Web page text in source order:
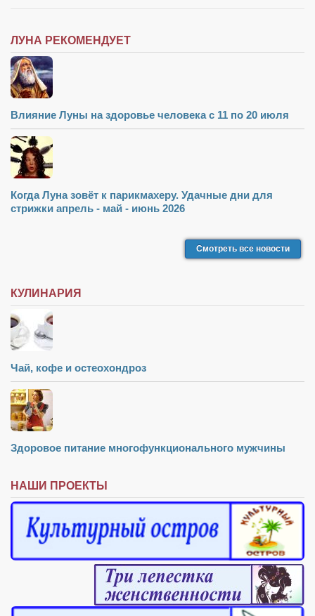
Поэты
Режиссёры
Художники
Надія Белокур
Римма Миленкова
Ирина Проценко
Марина Фенота
Гостиная
Конкурсы
Фестиваль. Конкурс «Колибри» 2017
Конкурс «Колибри» 2016
Конкурс «Колибри» 2015
Литературный конкурс «Я люблю Украину»
Конкурс «Колибри — детям!» 2014
Конкурс «Колибри» 2013
ЛУНА РЕКОМЕНДУЕТ
Влияние Луны на здоровье человека с 11 по 20 июля
Когда Луна зовёт к парикмахеру. Удачные дни для
стрижки апрель - май - июнь 2026
Смотреть все новости
КУЛИНАРИЯ
Чай, кофе и остеохондроз
Здоровое питание многофункционального мужчины
НАШИ ПРОЕКТЫ